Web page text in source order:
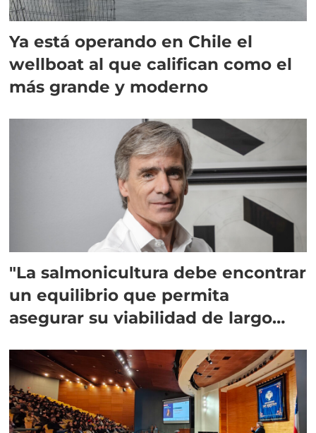
Ya está operando en Chile el
wellboat al que califican como el
más grande y moderno
"La salmonicultura debe encontrar
un equilibrio que permita
asegurar su viabilidad de largo